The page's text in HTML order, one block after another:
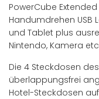
PowerCube
Handumdrehen
und Tablet plus
Nintendo, Kamera
Die 4 Steckdosen
überlappungsfrei
Hotel-Steckdosen